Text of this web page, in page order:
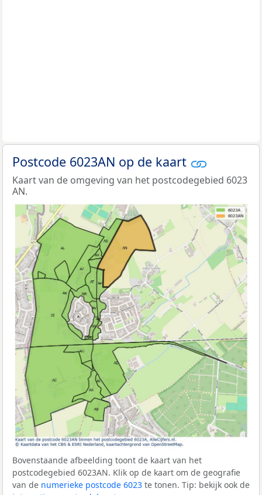
Postcode 6023AN op de kaart
Kaart van de omgeving van het postcodegebied 6023
AN.
Bovenstaande afbeelding toont de kaart van het
postcodegebied 6023AN. Klik op de kaart om de geografie
van de numerieke postcode 6023 te tonen. Tip: bekijk ook de